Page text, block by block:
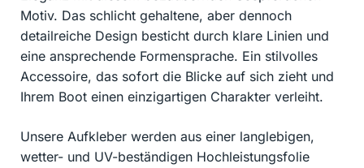
Motiv. Das schlicht gehaltene, aber dennoch
detailreiche Design besticht durch klare Linien und
eine ansprechende Formensprache. Ein stilvolles
Accessoire, das sofort die Blicke auf sich zieht und
Ihrem Boot einen einzigartigen Charakter verleiht.
Unsere Aufkleber werden aus einer langlebigen,
wetter- und UV-beständigen Hochleistungsfolie